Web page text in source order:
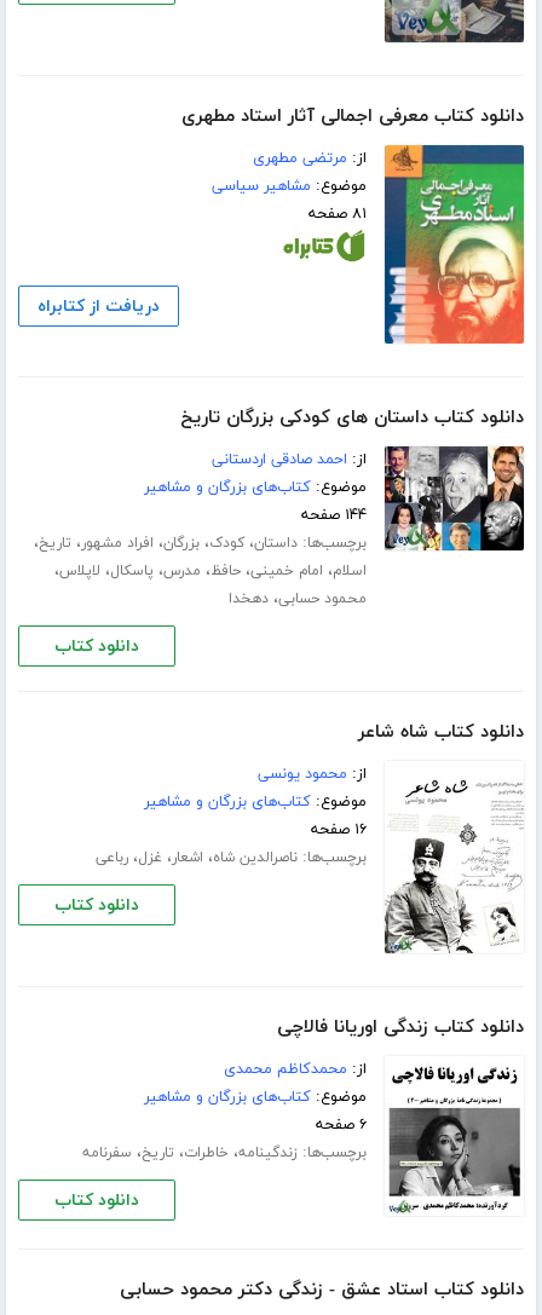
دانلود کتاب معرفی اجمالی آثار استاد مطهری
از: مرتضی مطهری
موضوع: مشاهیر سیاسی
۸۱ صفحه
دریافت از کتابراه
دانلود کتاب داستان های کودکی بزرگان تاریخ
از: احمد صادقی اردستانی
موضوع:کتاب‌های بزرگان و مشاهیر
۱۴۴ صفحه
برچسب‌ها:داستان،کودک،بزرگان، افراد مشهور، تاریخ،
اسلام، امام خمینی،حافظ، مدرس، پاسکال، لاپلاس،
محمود حسابی،دهخدا
دانلود کتاب
دانلود کتاب شاه شاعر
از: محمود یونسی
موضوع:کتاب‌های بزرگان و مشاهیر
۱۶ صفحه
برچسب‌ها:ناصرالدین شاه، اشعار، غزل،رباعی
دانلود کتاب
دانلود کتاب زندگی اوریانا فالاچی
از: محمدکاظم محمدی
موضوع:کتاب‌های بزرگان و مشاهیر
۶ صفحه
برچسب‌ها: زندگینامه، خاطرات، تاریخ، سفرنامه
دانلود کتاب
دانلود کتاب استاد عشق - زندگی دکتر محمود حسابی